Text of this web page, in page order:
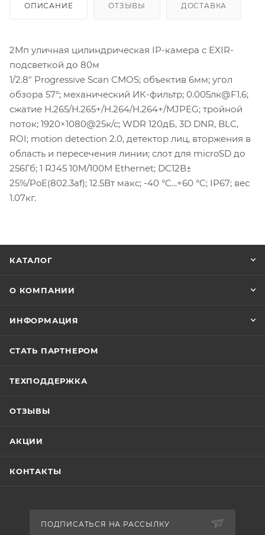
ОПИСАНИЕ ОТЗЫВЫ ДОСТАВКА
2Мп уличная цилиндрическая IP-камера с EXIR-
подсветкой до 80м
1/2.8" Progressive Scan CMOS; объектив 6мм; угол
обзора 57°; механический ИК-фильтр; 0.005лк@F1.6;
сжатие H.265/H.265+/H.264/H.264+/MJPEG; тройной
поток; 1920×1080@25к/с; WDR 120дБ, 3D DNR, BLC,
ROI; motion detection 2.0, детектор лиц, вторжения в
область и пересечения линии; слот для microSD до
256Гб; 1 RJ45 10M/100M Ethernet; DC12В±
25%/PoE(802.3af); 12.5Вт макс; -40 °C...+60 °C; IP67; вес
1.07кг.
КАТАЛОГ
О КОМПАНИИ
ИНФОРМАЦИЯ
СТАТЬ ПАРТНЕРОМ
ТЕХПОДДЕРЖКА
ОТЗЫВЫ
АКЦИИ
КОНТАКТЫ
ПОДПИСАТЬСЯ НА РАССЫЛКУ